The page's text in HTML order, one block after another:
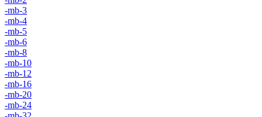
-mb-3
-mb-4
-mb-5
-mb-6
-mb-8
-mb-10
-mb-12
-mb-16
-mb-20
-mb-24